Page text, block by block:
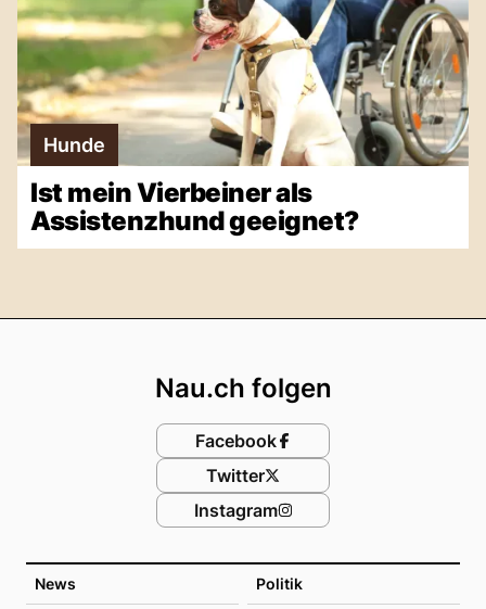
Hunde
Ist mein Vierbeiner als
Assistenzhund geeignet?
News Politik
Nau.ch folgen
Facebook
Twitter
Instagram